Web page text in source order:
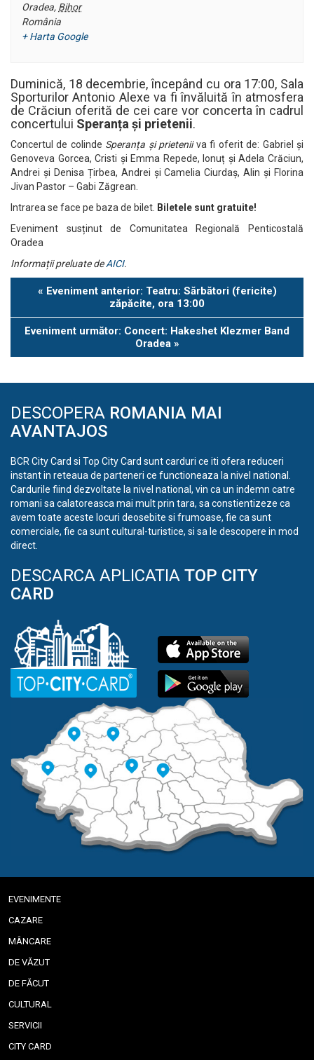
Oradea, Bihor
România
+ Harta Google
Duminică, 18 decembrie, începând cu ora 17:00, Sala
Sporturilor Antonio Alexe va fi învăluită în atmosfera
de Crăciun oferită de cei care vor concerta în cadrul
concertului Speranța și prietenii.
Concertul de colinde Speranța și prieteniiva fi oferit de: Gabriel și
Genoveva Gorcea, Cristi și Emma Repede, Ionuț și Adela Crăciun,
Andrei și Denisa Țirbea, Andrei și Camelia Ciurdaș, Alin și Florina
Jivan Pastor – Gabi Zăgrean.
Intrarea se face pe baza de bilet. Biletele sunt gratuite!
Eveniment susținut de Comunitatea Regională Penticostală
Oradea
Informații preluate deAICI.
Eveniment
« Eveniment anterior: Teatru: Sărbători (fericite)
zăpăcite, ora 13:00
Eveniment următor: Concert: Hakeshet Klezmer Band
Oradea »
DESCOPERA ROMANIA MAI
AVANTAJOS
BCR City Card si Top City Card sunt carduri ce iti ofera reduceri
instant in reteaua de parteneri ce functioneaza la nivel national.
Cardurile fiind dezvoltate la nivel national, vin ca un indemn catre
romani sa calatoreasca mai mult prin tara, sa constientizeze ca
avem toate aceste locuri deosebite si frumoase, fie ca sunt
comerciale, fie ca sunt cultural-turistice, si sa le descopere in mod
direct.
DESCARCA APLICATIA TOP CITY
CARD
EVENIMENTE
CAZARE
MÂNCARE
DE VĂZUT
DE FĂCUT
CULTURAL
SERVICII
CITY CARD